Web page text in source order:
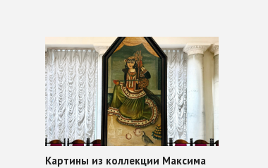
Картины из коллекции Максима